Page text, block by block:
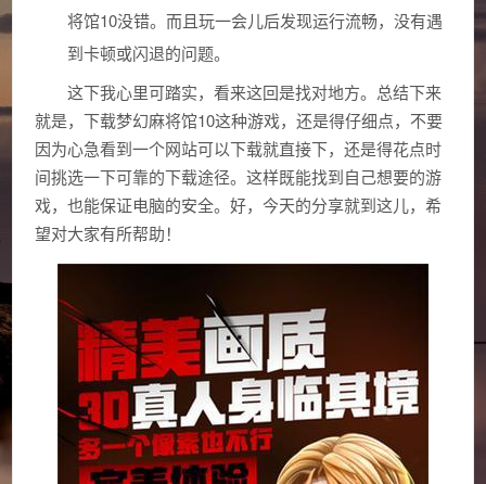
将馆10没错。而且玩一会儿后发现运行流畅，没有遇
到卡顿或闪退的问题。
这下我心里可踏实，看来这回是找对地方。总结下来
就是，下载梦幻麻将馆10这种游戏，还是得仔细点，不要
因为心急看到一个网站可以下载就直接下，还是得花点时
间挑选一下可靠的下载途径。这样既能找到自己想要的游
戏，也能保证电脑的安全。好，今天的分享就到这儿，希
望对大家有所帮助！